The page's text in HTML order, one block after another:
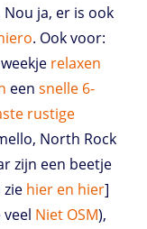
ja, er is ook
. Ook voor:
relaxen
een snelle 6-
rustige
North Rock
zijn een beetje
hier en hier]
Niet OSM),